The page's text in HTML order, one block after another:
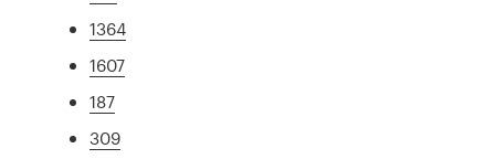
1364
1607
187
309